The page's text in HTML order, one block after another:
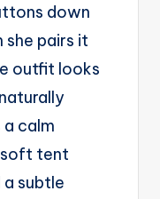
down
pairs it
outfit looks
a calm
tent
a subtle